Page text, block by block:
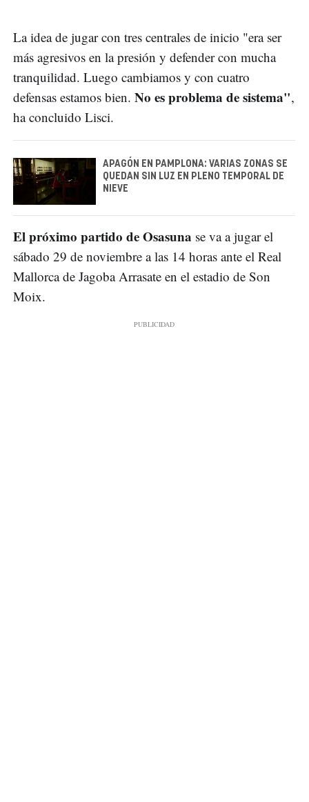
La idea de jugar con tres centrales de inicio "era ser
más agresivos en la presión y defender con mucha
tranquilidad. Luego cambiamos y con cuatro
defensas estamos bien. No es problema de sistema",
ha concluido Lisci.
APAGÓN EN PAMPLONA: VARIAS ZONAS SE
QUEDAN SIN LUZ EN PLENO TEMPORAL DE
NIEVE
El próximo partido de Osasuna se va a jugar el
sábado 29 de noviembre a las 14 horas ante el Real
Mallorca de Jagoba Arrasate en el estadio de Son
Moix.